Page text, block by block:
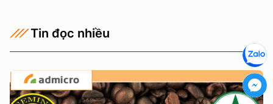
Tin đọc nhiều